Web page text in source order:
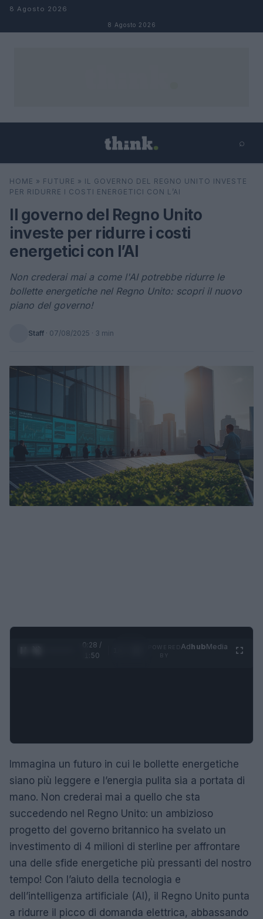
Salta al contenuto
8 Agosto 2026
8 Agosto 2026
⌕
Cerca ⌕ ×
HOME » FUTURE » IL GOVERNO DEL REGNO UNITO INVESTE
PER RIDURRE I COSTI ENERGETICI CON L’AI
Il governo del Regno Unito
investe per ridurre i costi
energetici con l’AI
Non crederai mai a come l'AI potrebbe ridurre le
bollette energetiche nel Regno Unito: scopri il nuovo
piano del governo!
Staff · 07/08/2025 · 3 min
0:29 /
1:50
AdhubMedia
Immagina un futuro in cui le bollette energetiche
siano più leggere e l’energia pulita sia a portata di
mano. Non crederai mai a quello che sta
succedendo nel Regno Unito: un ambizioso
progetto del governo britannico ha svelato un
investimento di 4 milioni di sterline per affrontare
una delle sfide energetiche più pressanti del nostro
tempo! Con l’aiuto della tecnologia e
dell’intelligenza artificiale (AI), il Regno Unito punta
a ridurre il picco di domanda elettrica, abbassando